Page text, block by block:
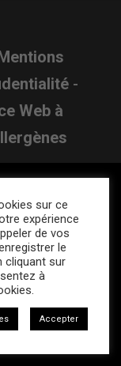
-
Web à
sur ce
expérience
de vos
le
cliquant sur
à
Accepter